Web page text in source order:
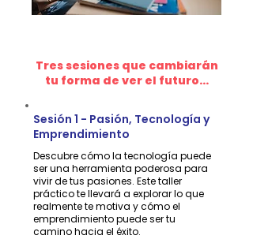
Tres sesiones que cambiarán
tu forma de ver el futuro...
Sesión 1 - Pasión, Tecnología y
Emprendimiento
​Descubre cómo la tecnología puede
ser una herramienta poderosa para
vivir de tus pasiones. Este taller
práctico te llevará a explorar lo que
realmente te motiva y cómo el
emprendimiento puede ser tu
camino hacia el éxito.